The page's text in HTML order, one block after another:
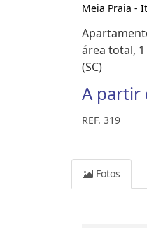
Meia Praia -
área total,
(SC)
A partir
REF. 319
Fotos